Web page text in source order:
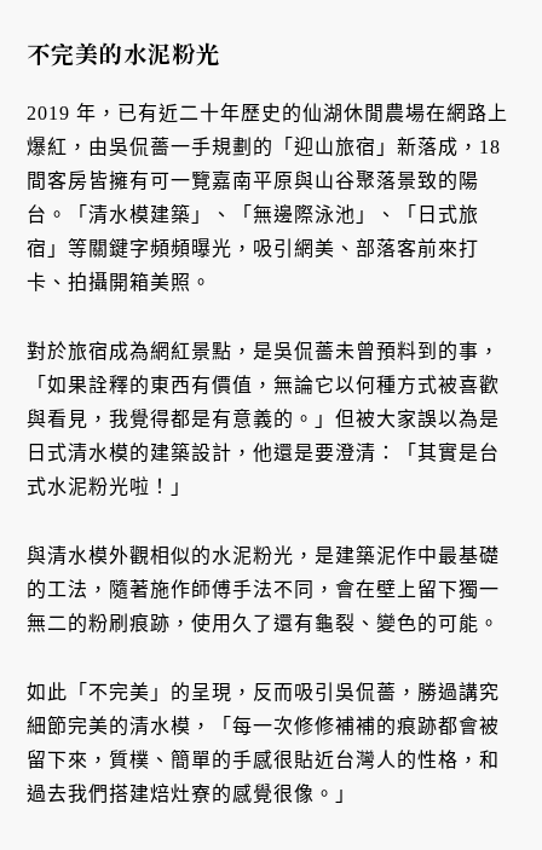
不完美的水泥粉光
2019 年，已有近二十年歷史的仙湖休閒農場在網路上
爆紅，由吳侃薔一手規劃的「迎山旅宿」新落成，18
間客房皆擁有可一覽嘉南平原與山谷聚落景致的陽
台。「清水模建築」、「無邊際泳池」、「日式旅
宿」等關鍵字頻頻曝光，吸引網美、部落客前來打
卡、拍攝開箱美照。
對於旅宿成為網紅景點，是吳侃薔未曾預料到的事，
「如果詮釋的東西有價值，無論它以何種方式被喜歡
與看見，我覺得都是有意義的。」但被大家誤以為是
日式清水模的建築設計，他還是要澄清：「其實是台
式水泥粉光啦！」
與清水模外觀相似的水泥粉光，是建築泥作中最基礎
的工法，隨著施作師傅手法不同，會在壁上留下獨一
無二的粉刷痕跡，使用久了還有龜裂、變色的可能。
如此「不完美」的呈現，反而吸引吳侃薔，勝過講究
細節完美的清水模，「每一次修修補補的痕跡都會被
留下來，質樸、簡單的手感很貼近台灣人的性格，和
過去我們搭建焙灶寮的感覺很像。」